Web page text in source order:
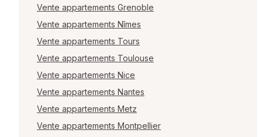
Vente appartements Grenoble
Vente appartements Nîmes
Vente appartements Tours
Vente appartements Toulouse
Vente appartements Nice
Vente appartements Nantes
Vente appartements Metz
Vente appartements Montpellier